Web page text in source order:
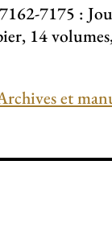
7175 :
14
et